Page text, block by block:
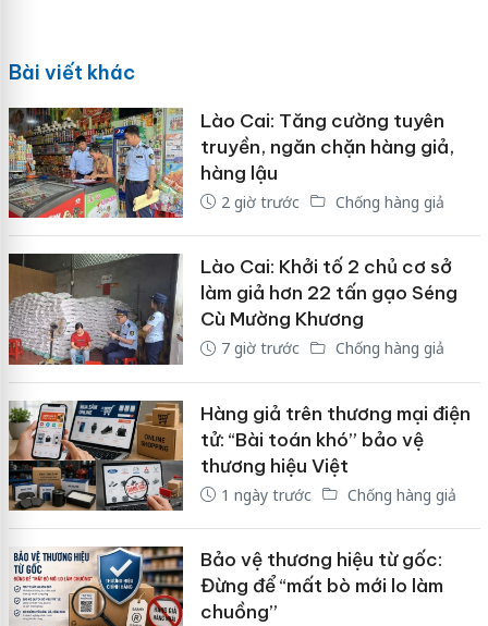
Bài viết khác
Lào Cai: Tăng cường tuyên
truyền, ngăn chặn hàng giả,
hàng lậu
2 giờ trước Chống hàng giả
Lào Cai: Khởi tố 2 chủ cơ sở
làm giả hơn 22 tấn gạo Séng
Cù Mường Khương
7 giờ trước Chống hàng giả
Hàng giả trên thương mại điện
tử: “Bài toán khó” bảo vệ
thương hiệu Việt
1 ngày trước Chống hàng giả
Bảo vệ thương hiệu từ gốc:
Đừng để “mất bò mới lo làm
chuồng”